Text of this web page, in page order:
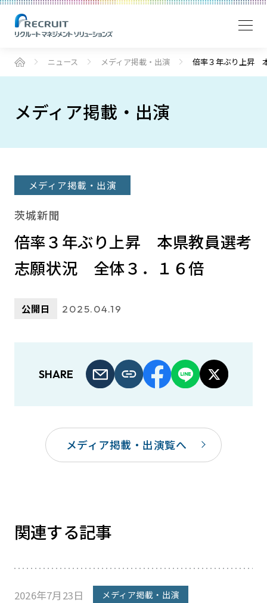
ニュース メディア掲載・出演 倍率３年ぶり上昇
メディア掲載・出演
メディア掲載・出演
茨城新聞
倍率３年ぶり上昇 本県教員選考
志願状況 全体３．１６倍
公開日 2025.04.19
SHARE
メディア掲載・出演覧へ
関連する記事
2026年7月23日 メディア掲載・出演